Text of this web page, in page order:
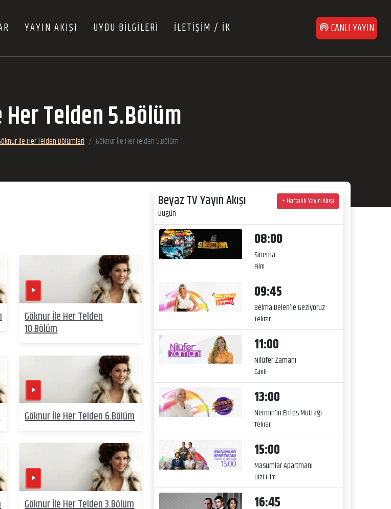
YAYIN AKIŞI UYDU BİLGİLERİ İLETİŞİM / İK CANLI YAYIN
Telden 5.Bölüm
ile Her Telden Bölümleri Göknur İle Her Telden 5.Bölüm
Göknur İle Her Telden
10.Bölüm
Göknur İle Her Telden 6.Bölüm
Göknur İle Her Telden 3.Bölüm
Beyaz TV Yayın Akışı
Bugün
+ Haftalık Yayın Akışı
08:00
Sinema
Film
09:45
Belma Belen’le Geziyoruz
Tekrar
11:00
Nilüfer Zamanı
Canlı
13:00
Nermin'in Enfes Mutfağı
Tekrar
15:00
Masumlar Apartmanı
Dizi Film
16:45